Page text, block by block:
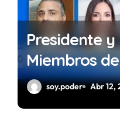
Presidente y
Miembros
Gestión
soy.poder Abr 12,